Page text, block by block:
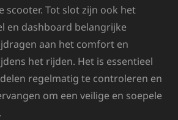
scooter. Tot slot zijn ook het
en dashboard belangrijke
aan het comfort en
het rijden. Het is essentieel
regelmatig te controleren en
om een veilige en soepele